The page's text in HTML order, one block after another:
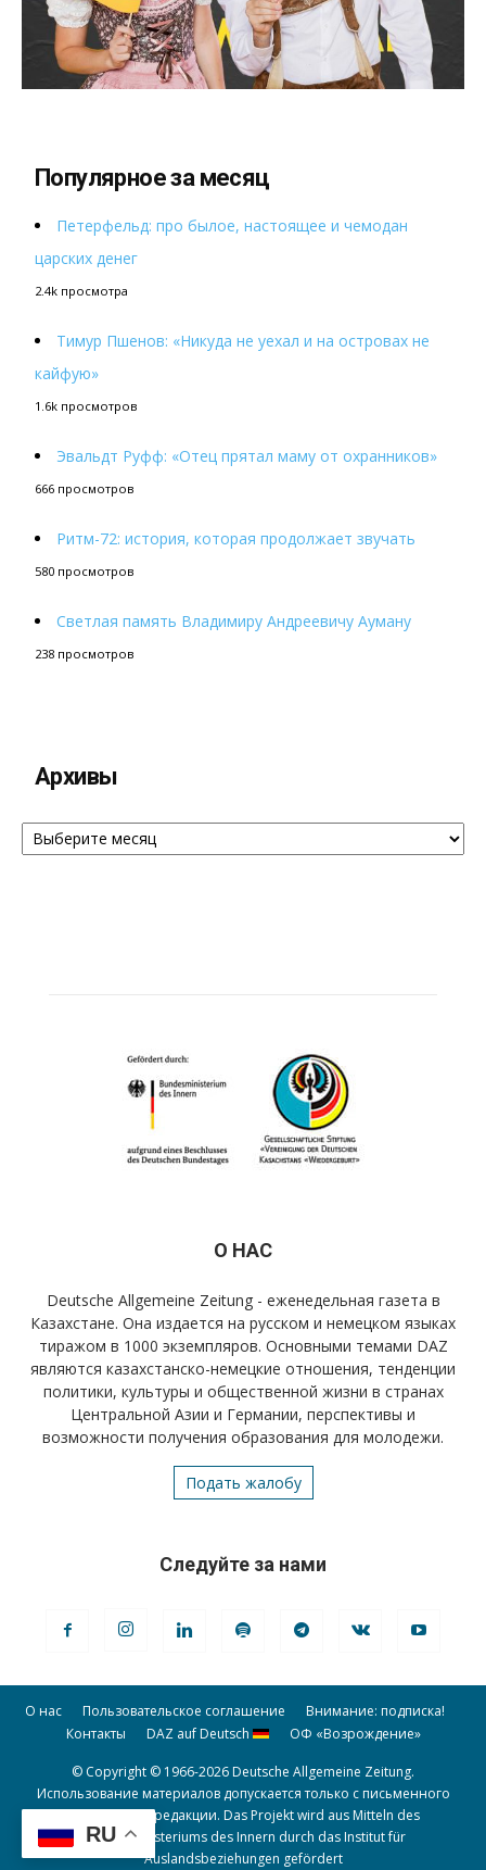
Популярное за месяц
Петерфельд: про былое, настоящее и чемодан
царских денег
2.4k просмотра
Тимур Пшенов: «Никуда не уехал и на островах не
кайфую»
1.6k просмотров
Эвальдт Руфф: «Отец прятал маму от охранников»
666 просмотров
Ритм-72: история, которая продолжает звучать
580 просмотров
Светлая память Владимиру Андреевичу Ауману
238 просмотров
Архивы
Архивы
О НАС
Deutsche Allgemeine Zeitung - еженедельная газета в
Казахстане. Она издается на русском и немецком языках
тиражом в 1000 экземпляров. Основными темами DAZ
являются казахстанско-немецкие отношения, тенденции
политики, культуры и общественной жизни в странах
Центральной Азии и Германии, перспективы и
возможности получения образования для молодежи.
Подать жалобу
Следуйте за нами
О нас Пользовательское соглашение
Внимание: подписка!
Контакты
DAZ auf Deutsch ОФ «Возрождение»
© Copyright © 1966-2026 Deutsche Allgemeine Zeitung.
Использование материалов допускается только с письменного
разрешения редакции. Das Projekt wird aus Mitteln des
Bundesministeriums des Innern durch das Institut für
Auslandsbeziehungen gefördert
RU